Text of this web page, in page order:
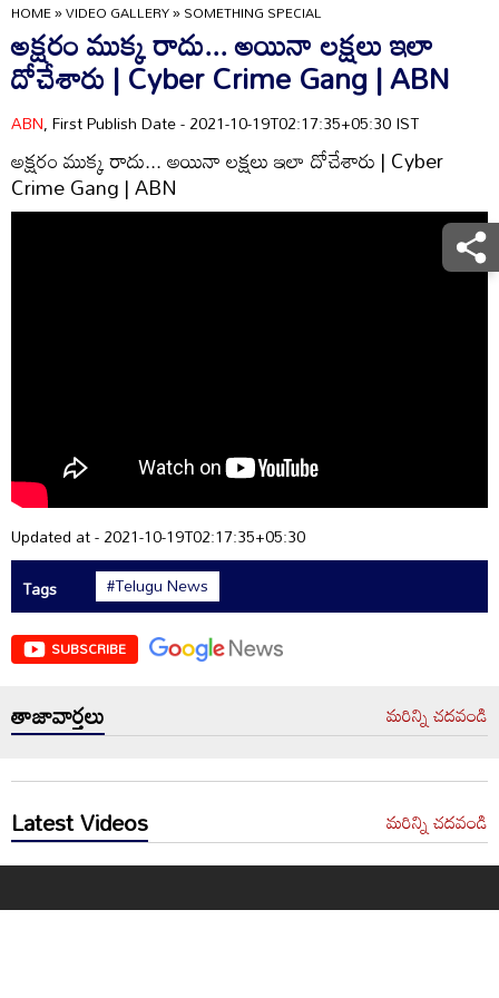
HOME»VIDEO GALLERY»SOMETHING SPECIAL
అక్షరం ముక్క రాదు... అయినా లక్షలు ఇలా
దోచేశారు | Cyber Crime Gang | ABN
ABN, First Publish Date - 2021-10-19T02:17:35+05:30 IST
అక్షరం ముక్క రాదు... అయినా లక్షలు ఇలా దోచేశారు | Cyber
Crime Gang | ABN
Updated at - 2021-10-19T02:17:35+05:30
Tags
#Telugu News
SUBSCRIBE
తాజావార్తలు మరిన్ని చదవండి
Latest Videos మరిన్ని చదవండి